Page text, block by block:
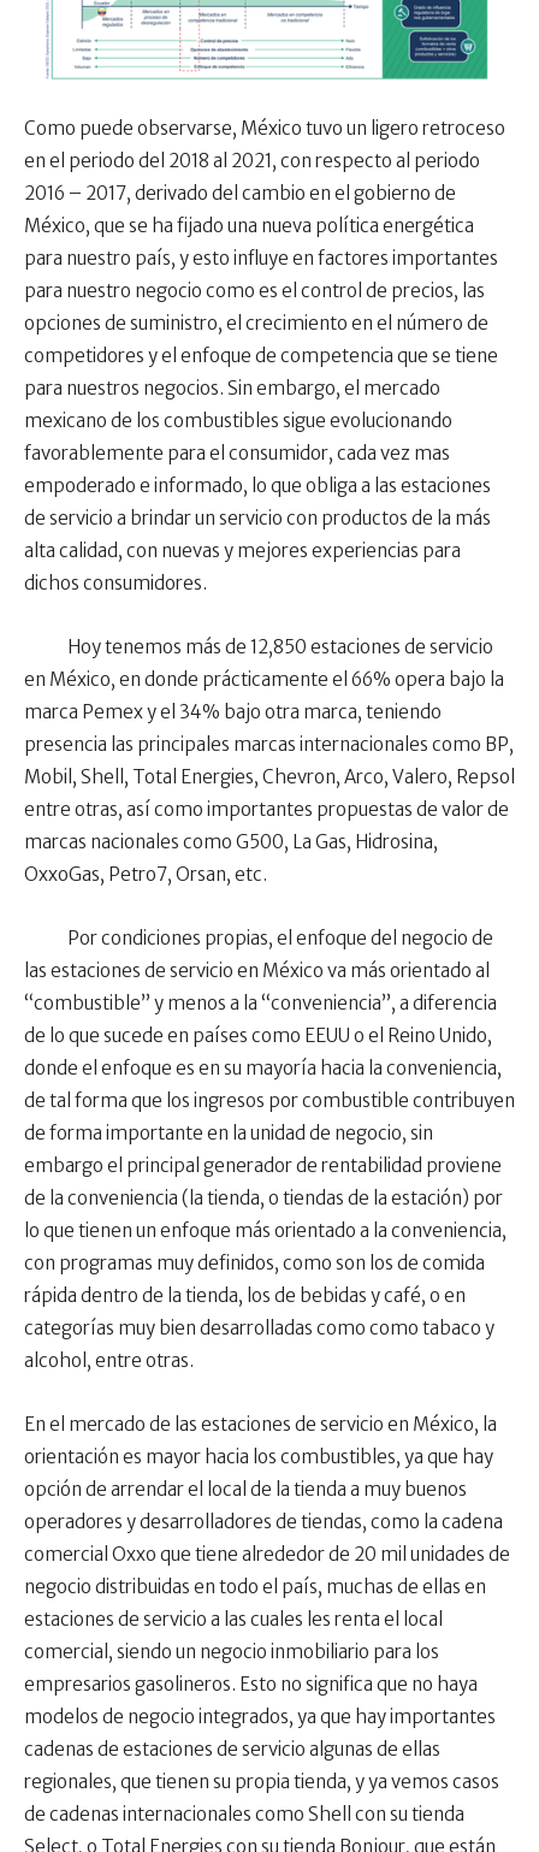
Como puede observarse, México tuvo un ligero retroceso
en el periodo del 2018 al 2021, con respecto al periodo
2016 – 2017, derivado del cambio en el gobierno de
México, que se ha fijado una nueva política energética
para nuestro país, y esto influye en factores importantes
para nuestro negocio como es el control de precios, las
opciones de suministro, el crecimiento en el número de
competidores y el enfoque de competencia que se tiene
para nuestros negocios. Sin embargo, el mercado
mexicano de los combustibles sigue evolucionando
favorablemente para el consumidor, cada vez mas
empoderado e informado, lo que obliga a las estaciones
de servicio a brindar un servicio con productos de la más
alta calidad, con nuevas y mejores experiencias para
dichos consumidores.
Hoy tenemos más de 12,850 estaciones de servicio
en México, en donde prácticamente el 66% opera bajo la
marca Pemex y el 34% bajo otra marca, teniendo
presencia las principales marcas internacionales como BP,
Mobil, Shell, Total Energies, Chevron, Arco, Valero, Repsol
entre otras, así como importantes propuestas de valor de
marcas nacionales como G500, La Gas, Hidrosina,
OxxoGas, Petro7, Orsan, etc.
Por condiciones propias, el enfoque del negocio de
las estaciones de servicio en México va más orientado al
“combustible” y menos a la “conveniencia”, a diferencia
de lo que sucede en países como EEUU o el Reino Unido,
donde el enfoque es en su mayoría hacia la conveniencia,
de tal forma que los ingresos por combustible contribuyen
de forma importante en la unidad de negocio, sin
embargo el principal generador de rentabilidad proviene
de la conveniencia (la tienda, o tiendas de la estación) por
lo que tienen un enfoque más orientado a la conveniencia,
con programas muy definidos, como son los de comida
rápida dentro de la tienda, los de bebidas y café, o en
categorías muy bien desarrolladas como como tabaco y
alcohol, entre otras.
En el mercado de las estaciones de servicio en México, la
orientación es mayor hacia los combustibles, ya que hay
opción de arrendar el local de la tienda a muy buenos
operadores y desarrolladores de tiendas, como la cadena
comercial Oxxo que tiene alrededor de 20 mil unidades de
negocio distribuidas en todo el país, muchas de ellas en
estaciones de servicio a las cuales les renta el local
comercial, siendo un negocio inmobiliario para los
empresarios gasolineros. Esto no significa que no haya
modelos de negocio integrados, ya que hay importantes
cadenas de estaciones de servicio algunas de ellas
regionales, que tienen su propia tienda, y ya vemos casos
de cadenas internacionales como Shell con su tienda
Select, o Total Energies con su tienda Bonjour, que están